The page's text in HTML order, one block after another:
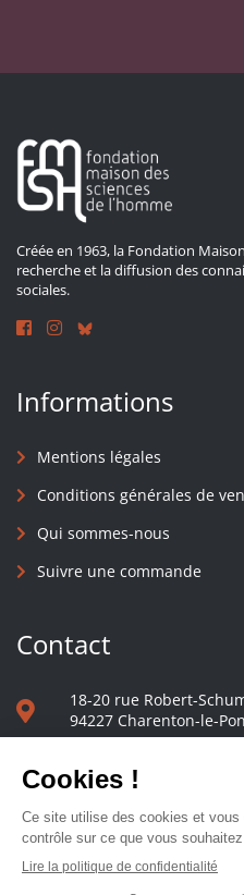
Créée en 1963, la Fondation
recherche et la diffusion des
sociales.
Informations
Mentions légales
Conditions générales de
Qui sommes-nous
Suivre une commande
Contact
18-20 rue Robert-
94227 Charenton-le-